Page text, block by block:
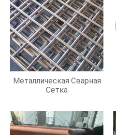
Металлическая Сварная
Сетка